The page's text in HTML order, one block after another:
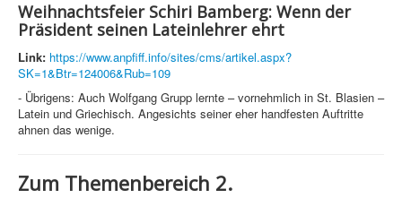
Weihnachtsfeier Schiri Bamberg: Wenn der
Präsident seinen Lateinlehrer ehrt
Link: https://www.anpfiff.info/sites/cms/artikel.aspx?
SK=1&Btr=124006&Rub=109
- Übrigens: Auch Wolfgang Grupp lernte – vornehmlich in St. Blasien –
Latein und Griechisch. Angesichts seiner eher handfesten Auftritte
ahnen das wenige.
Zum Themenbereich 2.